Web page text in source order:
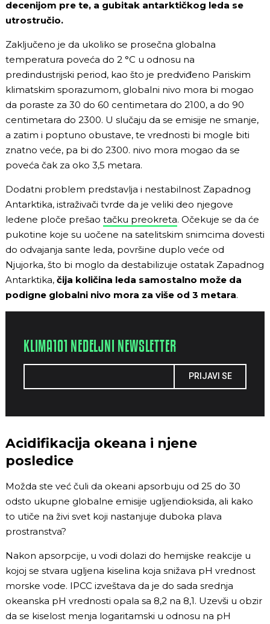
decenijom pre te, a gubitak antarktičkog leda se
utrostručio.
Zaključeno je da ukoliko se prosečna globalna
temperatura poveća do 2 °C u odnosu na
predindustrijski period, kao što je predviđeno Pariskim
klimatskim sporazumom, globalni nivo mora bi mogao
da poraste za 30 do 60 centimetara do 2100, a do 90
centimetara do 2300. U slučaju da se emisije ne smanje,
a zatim i poptuno obustave, te vrednosti bi mogle biti
znatno veće, pa bi do 2300. nivo mora mogao da se
poveća čak za oko 3,5 metara.
Dodatni problem predstavlja i nestabilnost Zapadnog
Antarktika, istraživači tvrde da je veliki deo njegove
ledene ploče prešao tačku preokreta. Očekuje se da će
pukotine koje su uočene na satelitskim snimcima dovesti
do odvajanja sante leda, površine duplo veće od
Njujorka, što bi moglo da destabilizuje ostatak Zapadnog
Antarktika, čija količina leda samostalno može da
podigne globalni nivo mora za više od 3 metara.
KLIMA101 NEDELJNI NEWSLETTER
PRIJAVI SE
Acidifikacija okeana i njene
posledice
Možda ste već čuli da okeani apsorbuju od 25 do 30
odsto ukupne globalne emisije ugljendioksida, ali kako
to utiče na živi svet koji nastanjuje duboka plava
prostranstva?
Nakon apsorpcije, u vodi dolazi do hemijske reakcije u
kojoj se stvara ugljena kiselina koja snižava pH vrednost
morske vode. IPCC izveštava da je do sada srednja
okeanska pH vrednosti opala sa 8,2 na 8,1. Uzevši u obzir
da se kiselost menja logaritamski u odnosu na pH